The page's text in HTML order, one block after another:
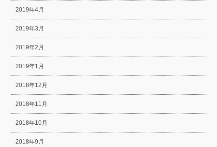
2019年4月
2019年3月
2019年2月
2019年1月
2018年12月
2018年11月
2018年10月
2018年9月